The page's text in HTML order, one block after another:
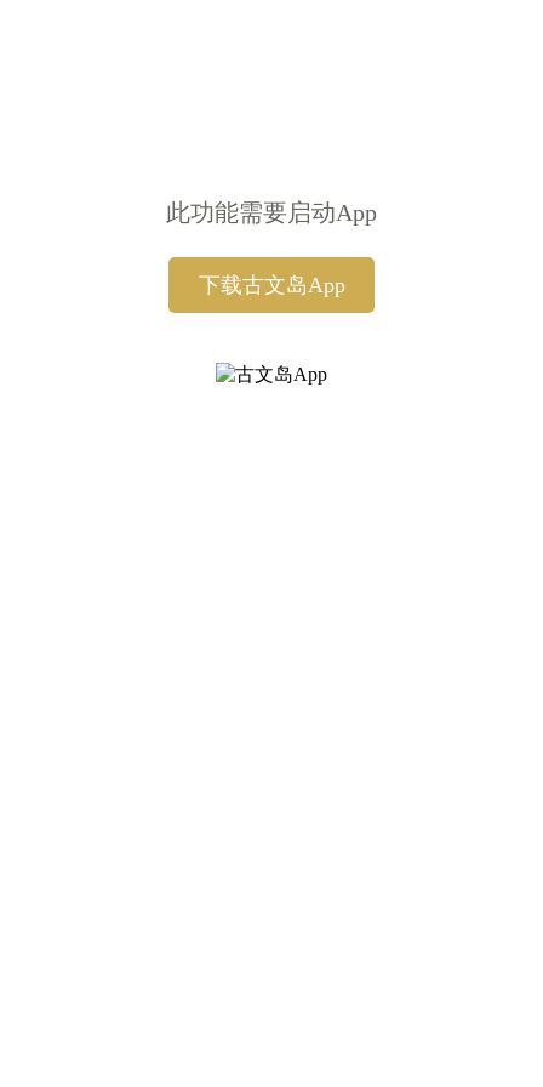
此功能需要启动App
下载古文岛App